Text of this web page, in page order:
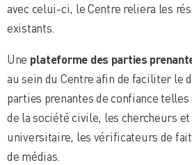
avec celui-ci, le Centre reliera les
existants.
Une plateforme des parties
au sein du Centre afin de faciliter le
parties prenantes de confiance
de la société civile, les chercheurs
universitaire, les vérificateurs de
de médias.